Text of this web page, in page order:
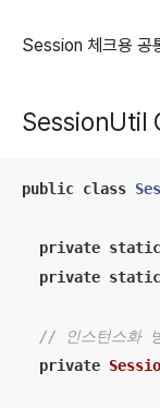
Session 체크용 공
SessionUtil
public class
private static
private static
// 인스턴스화
private